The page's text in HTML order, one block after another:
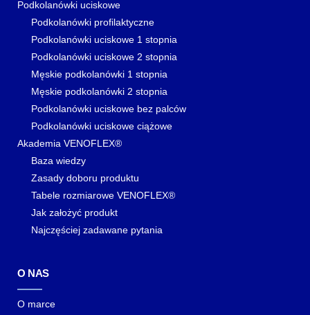
Podkolanówki uciskowe
Podkolanówki profilaktyczne
Podkolanówki uciskowe 1 stopnia
Podkolanówki uciskowe 2 stopnia
Męskie podkolanówki 1 stopnia
Męskie podkolanówki 2 stopnia
Podkolanówki uciskowe bez palców
Podkolanówki uciskowe ciążowe
Akademia VENOFLEX®
Baza wiedzy
Zasady doboru produktu
Tabele rozmiarowe VENOFLEX®
Jak założyć produkt
Najczęściej zadawane pytania
O NAS
O marce